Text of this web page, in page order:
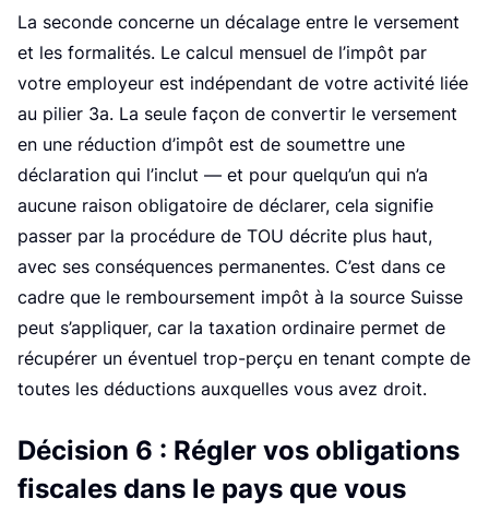
La seconde concerne un décalage entre le versement
et les formalités. Le calcul mensuel de l’impôt par
votre employeur est indépendant de votre activité liée
au pilier 3a. La seule façon de convertir le versement
en une réduction d’impôt est de soumettre une
déclaration qui l’inclut — et pour quelqu’un qui n’a
aucune raison obligatoire de déclarer, cela signifie
passer par la procédure de TOU décrite plus haut,
avec ses conséquences permanentes. C’est dans ce
cadre que le remboursement impôt à la source Suisse
peut s’appliquer, car la taxation ordinaire permet de
récupérer un éventuel trop-perçu en tenant compte de
toutes les déductions auxquelles vous avez droit.
Décision 6 : Régler vos obligations
fiscales dans le pays que vous